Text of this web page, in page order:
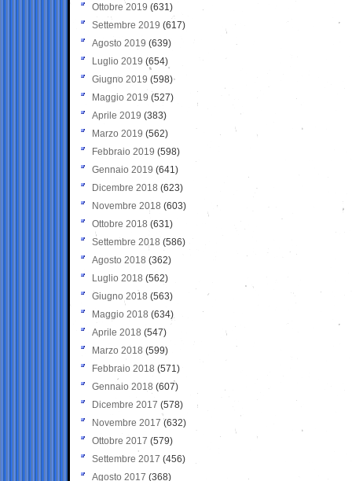
Ottobre 2019 (631)
Settembre 2019 (617)
Agosto 2019 (639)
Luglio 2019 (654)
Giugno 2019 (598)
Maggio 2019 (527)
Aprile 2019 (383)
Marzo 2019 (562)
Febbraio 2019 (598)
Gennaio 2019 (641)
Dicembre 2018 (623)
Novembre 2018 (603)
Ottobre 2018 (631)
Settembre 2018 (586)
Agosto 2018 (362)
Luglio 2018 (562)
Giugno 2018 (563)
Maggio 2018 (634)
Aprile 2018 (547)
Marzo 2018 (599)
Febbraio 2018 (571)
Gennaio 2018 (607)
Dicembre 2017 (578)
Novembre 2017 (632)
Ottobre 2017 (579)
Settembre 2017 (456)
Agosto 2017 (368)